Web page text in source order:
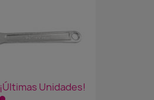
¡Últimas Unidades!